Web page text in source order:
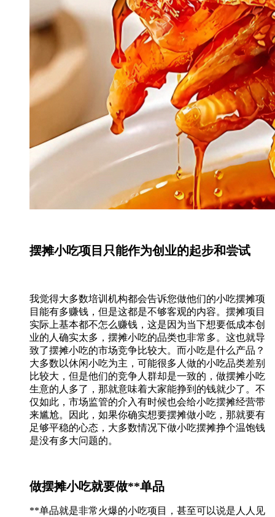
摆摊小吃项目只能作为创业的起步和尝试
我觉得大多数培训机构都会告诉您做他们的小吃摆摊项
目能有多赚钱，但是这都是不够客观的内容。摆摊项目
实际上基本都不怎么赚钱，这是因为当下想要低成本创
业的人确实太多，摆摊小吃的品类也非常多。这也就导
致了摆摊小吃的市场竞争比较大。而小吃是什么产品？
大多数以休闲小吃为主，可能很多人做的小吃品类差别
比较大，但是他们的竞争人群却是一致的，做摆摊小吃
生意的人多了，那就意味着大家能挣到的钱就少了。不
仅如此，市场监管的介入有时候也会给小吃摆摊经营带
来尴尬。因此，如果你确实想要摆摊做小吃，那就要有
足够平稳的心态，大多数情况下做小吃摆摊挣个温饱钱
是没有多大问题的。
做摆摊小吃就要做**单品
**单品就是非常火爆的小吃项目，甚至可以说是人人见